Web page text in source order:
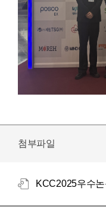
첨부파일
KCC2025우수